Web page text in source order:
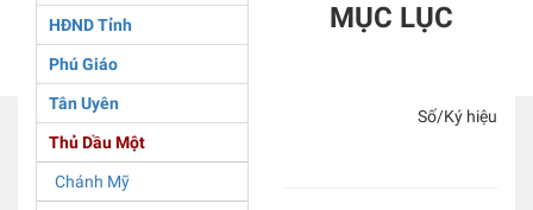
HĐND Tỉnh
Phú Giáo
Tân Uyên
Thủ Dầu Một
Chánh Mỹ
MỤC LỤC
Số/Ký hiệu